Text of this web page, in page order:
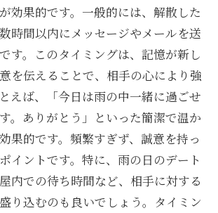
効果的です。一般的には、解散した
時間以内にメッセージやメールを送
す。このタイミングは、記憶が新し
を伝えることで、相手の心により強
えば、「今日は雨の中一緒に過ごせ
。ありがとう」といった簡潔で温か
果的です。頻繁すぎず、誠意を持っ
イントです。特に、雨の日のデート
内での待ち時間など、相手に対する
り込むのも良いでしょう。タイミン